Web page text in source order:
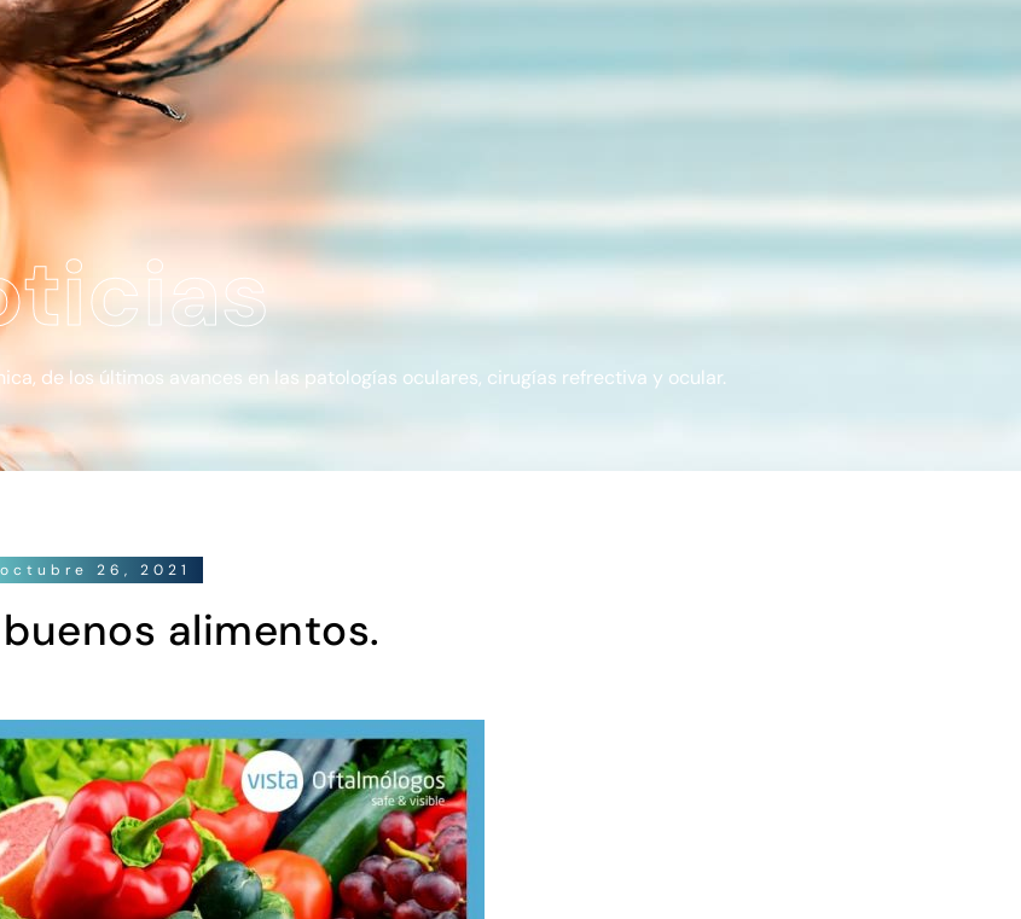
de los últimos avances en las patologías oculares, cirugías refrectiva y ocular.
octubre 26, 2021
alimentos.